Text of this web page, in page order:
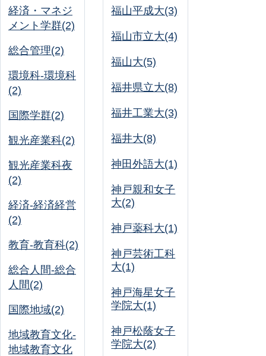
経済・マネジ
メント学群(2)
総合管理(2)
環境科-環境科
(2)
国際学群(2)
観光産業科(2)
観光産業科夜
(2)
経済-経済経営
(2)
教育-教育科(2)
総合人間-総合
人間(2)
国際地域(2)
地域教育文化-
地域教育文化
福山平成大(3)
福山市立大(4)
福山大(5)
福井県立大(8)
福井工業大(3)
福井大(8)
神田外語大(1)
神戸親和女子
大(2)
神戸薬科大(1)
神戸芸術工科
大(1)
神戸海星女子
学院大(1)
神戸松蔭女子
学院大(2)